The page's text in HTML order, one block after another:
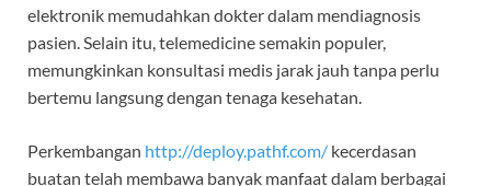
elektronik memudahkan dokter dalam mendiagnosis
pasien. Selain itu, telemedicine semakin populer,
memungkinkan konsultasi medis jarak jauh tanpa perlu
bertemu langsung dengan tenaga kesehatan.
Perkembangan http://deploy.pathf.com/ kecerdasan
buatan telah membawa banyak manfaat dalam berbagai